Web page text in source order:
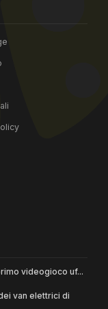
videogioco uf...
van elettrici di